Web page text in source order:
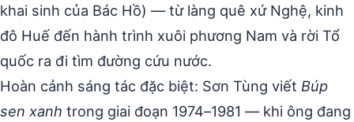
khai sinh của Bác Hồ) — từ làng quê xứ Nghệ, kinh
đô Huế đến hành trình xuôi phương Nam và rời Tổ
quốc ra đi tìm đường cứu nước.
Hoàn cảnh sáng tác đặc biệt: Sơn Tùng viết Búp
sen xanh trong giai đoạn 1974–1981 — khi ông đang